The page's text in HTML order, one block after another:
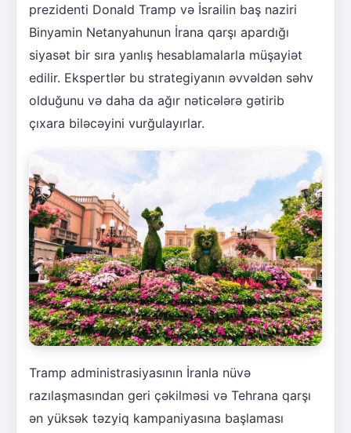
prezidenti Donald Tramp və İsrailin baş naziri
Binyamin Netanyahunun İrana qarşı apardığı
siyasət bir sıra yanlış hesablamalarla müşayiət
edilir. Ekspertlər bu strategiyanın əvvəldən səhv
olduğunu və daha da ağır nəticələrə gətirib
çıxara biləcəyini vurğulayırlar.
Tramp administrasiyasının İranla nüvə
razılaşmasından geri çəkilməsi və Tehrana qarşı
ən yüksək təzyiq kampaniyasına başlaması